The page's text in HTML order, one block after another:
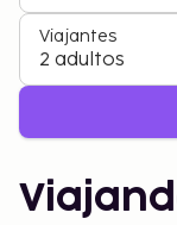
Viajantes
2 adultos